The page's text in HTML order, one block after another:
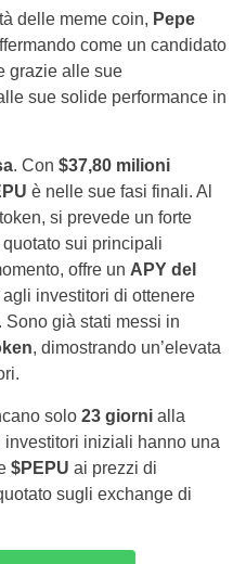
delle meme coin, Pepe
come un candidato
grazie alle sue
sue solide performance in
. Con $37,80 milioni
è nelle sue fasi finali. Al
si prevede un forte
sui principali
offre un APY del
agli investitori di ottenere
già stati messi in
, dimostrando un’elevata
solo 23 giorni alla
iniziali hanno una
$PEPU ai prezzi di
sugli exchange di